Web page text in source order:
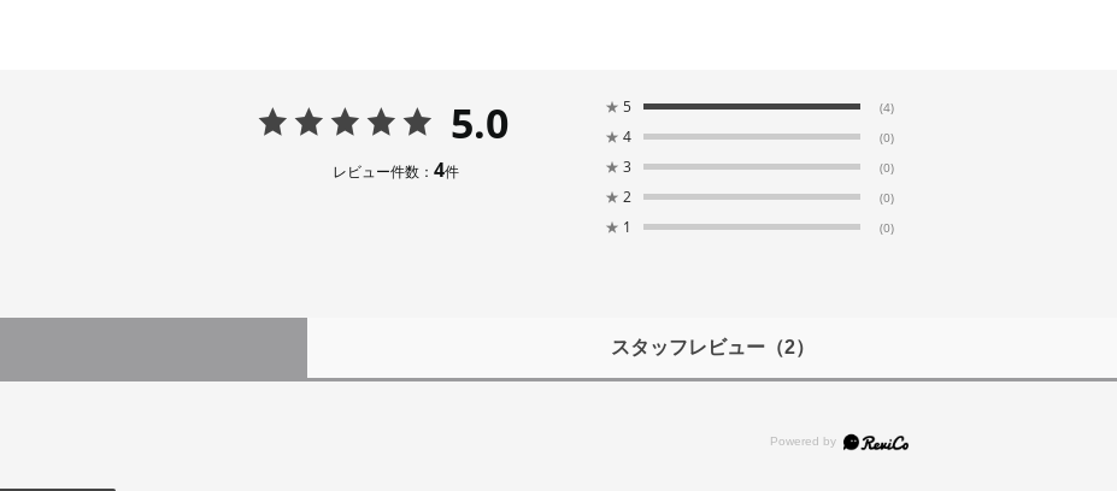
5.0
レビュー件数： 4件
★ 5 (4)
★ 4 (0)
★ 3 (0)
★ 2 (0)
★ 1 (0)
スタッフレビュー（2）